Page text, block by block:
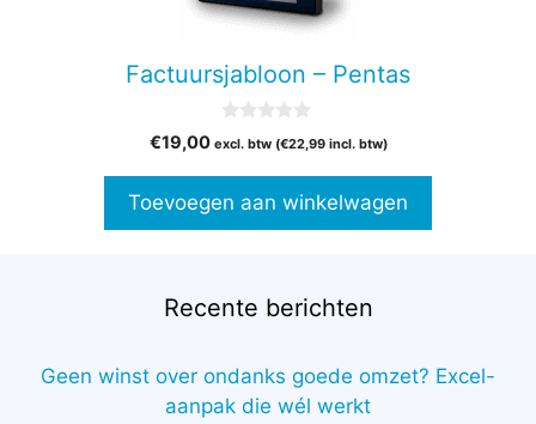
Factuursjabloon – Pentas
v
5
€19,00 excl. btw (€22,99incl. btw)
Toevoegen aan winkelwagen
Recente berichten
Geen winst over ondanks goede omzet? Excel-
aanpak die wél werkt